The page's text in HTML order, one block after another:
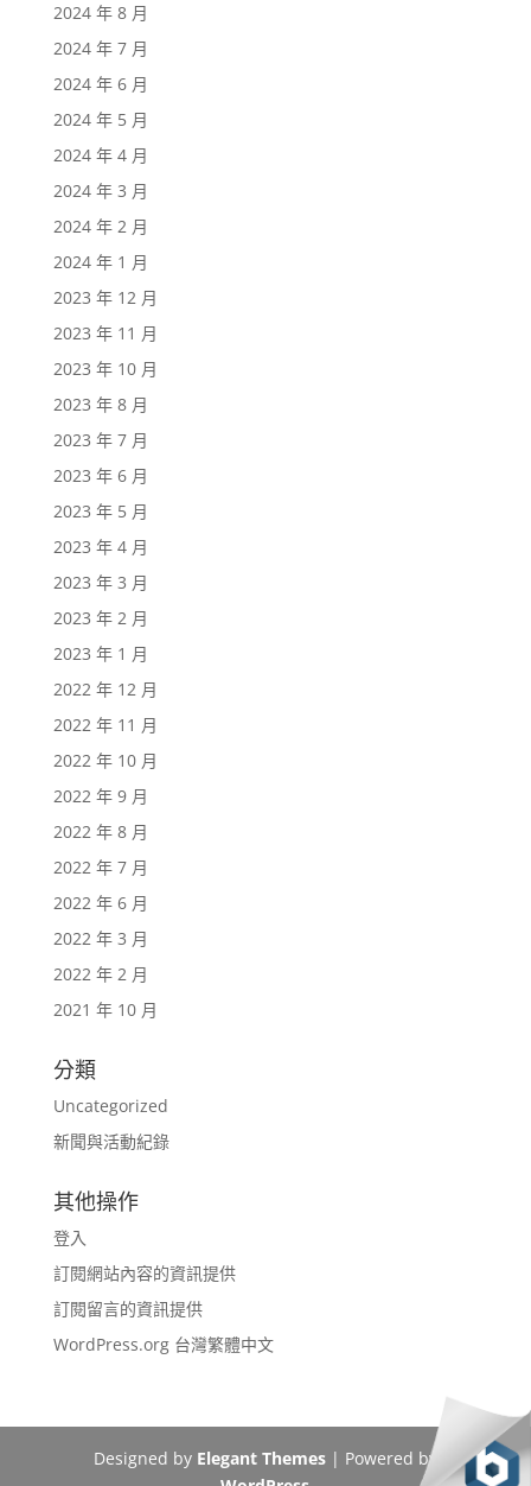
2024 年 8 月
2024 年 7 月
2024 年 6 月
2024 年 5 月
2024 年 4 月
2024 年 3 月
2024 年 2 月
2024 年 1 月
2023 年 12 月
2023 年 11 月
2023 年 10 月
2023 年 8 月
2023 年 7 月
2023 年 6 月
2023 年 5 月
2023 年 4 月
2023 年 3 月
2023 年 2 月
2023 年 1 月
2022 年 12 月
2022 年 11 月
2022 年 10 月
2022 年 9 月
2022 年 8 月
2022 年 7 月
2022 年 6 月
2022 年 3 月
2022 年 2 月
2021 年 10 月
分類
Uncategorized
新聞與活動紀錄
其他操作
登入
訂閱網站內容的資訊提供
訂閱留言的資訊提供
WordPress.org 台灣繁體中文
Designed by Elegant Themes| Powered by